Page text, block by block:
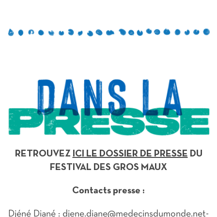
RETROUVEZ ICI LE DOSSIER DE PRESSE DU
FESTIVAL DES GROS MAUX
Contacts presse :
Djéné Diané : djene.diane@medecinsdumonde.net-